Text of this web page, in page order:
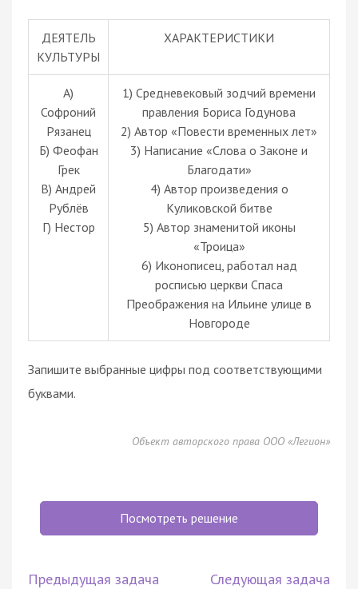
ДЕЯТЕЛЬ
КУЛЬТУРЫ
ХАРАКТЕРИСТИКИ
А)
Софроний
Рязанец
Б) Феофан
Грек
В) Андрей
Рублёв
Г) Нестор
1) Средневековый зодчий времени
правления Бориса Годунова
2) Автор «Повести временных лет»
3) Написание «Слова о Законе и
Благодати»
4) Автор произведения о
Куликовской битве
5) Автор знаменитой иконы
«Троица»
6) Иконописец, работал над
росписью церкви Спаса
Преображения на Ильине улице в
Новгороде
Запишите выбранные цифры под соответствующими
буквами.
Объект авторского права ООО «Легион»
Посмотреть решение
Предыдущая задача Следующая задача